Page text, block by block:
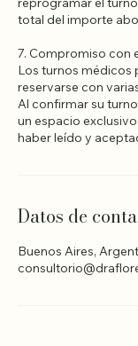
imprevistas, el
total del importe
7. Compromiso con
Los turnos médicos
reservarse con
Al confirmar su
Datos de